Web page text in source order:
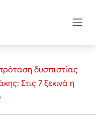
δυσπιστίας
Στις 7 ξεκινά η